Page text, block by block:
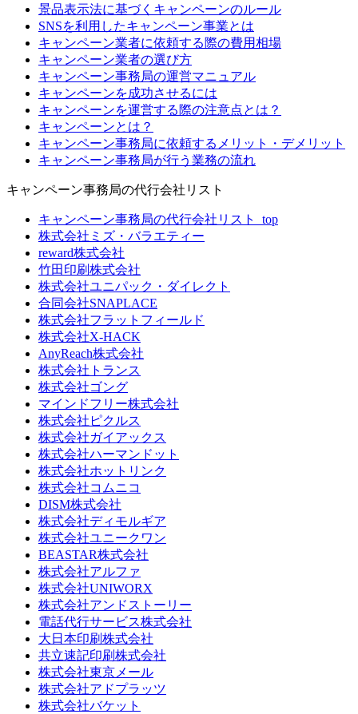
景品表示法に基づくキャンペーンのルール
SNSを利用したキャンペーン事業とは
キャンペーン業者に依頼する際の費用相場
キャンペーン業者の選び方
キャンペーン事務局の運営マニュアル
キャンペーンを成功させるには
キャンペーンを運営する際の注意点とは？
キャンペーンとは？
キャンペーン事務局に依頼するメリット・デメリット
キャンペーン事務局が行う業務の流れ
キャンペーン事務局の代行会社リスト
キャンペーン事務局の代行会社リスト_top
株式会社ミズ・バラエティー
reward株式会社
竹田印刷株式会社
株式会社ユニパック・ダイレクト
合同会社SNAPLACE
株式会社フラットフィールド
株式会社X-HACK
AnyReach株式会社
株式会社トランス
株式会社ゴング
マインドフリー株式会社
株式会社ピクルス
株式会社ガイアックス
株式会社ハーマンドット
株式会社ホットリンク
株式会社コムニコ
DISM株式会社
株式会社ディモルギア
株式会社ユニークワン
BEASTAR株式会社
株式会社アルファ
株式会社UNIWORX
株式会社アンドストーリー
電話代行サービス株式会社
大日本印刷株式会社
共立速記印刷株式会社
株式会社東京メール
株式会社アドプラッツ
株式会社バケット